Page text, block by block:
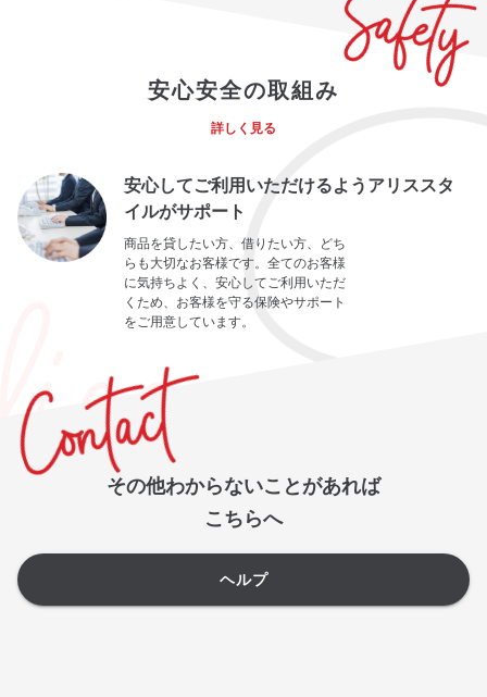
安心安全の取組み
詳しく見る
安心してご利用いただけるようアリススタ
イルがサポート
商品を貸したい方、借りたい方、どち
らも大切なお客様です。全てのお客様
に気持ちよく、安心してご利用いただ
くため、お客様を守る保険やサポート
をご用意しています。
その他わからないことがあれば
こちらへ
ヘルプ